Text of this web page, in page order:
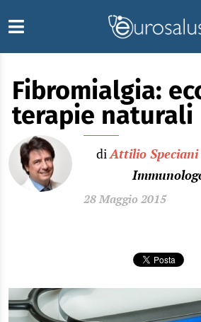
Fibromialgia:
terapie naturali
diAttilio Speciani
28 Maggio 2015